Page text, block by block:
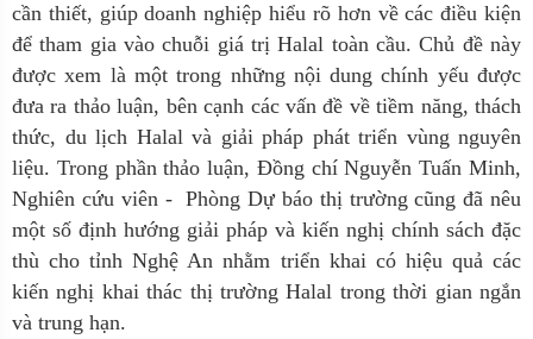
cần thiết, giúp doanh nghiệp hiểu rõ hơn về các điều kiện
để tham gia vào chuỗi giá trị Halal toàn cầu. Chủ đề này
được xem là một trong những nội dung chính yếu được
đưa ra thảo luận, bên cạnh các vấn đề về tiềm năng, thách
thức, du lịch Halal và giải pháp phát triển vùng nguyên
liệu. Trong phần thảo luận, Đồng chí Nguyễn Tuấn Minh,
Nghiên cứu viên - Phòng Dự báo thị trường cũng đã nêu
một số định hướng giải pháp và kiến nghị chính sách đặc
thù cho tỉnh Nghệ An nhằm triển khai có hiệu quả các
kiến nghị khai thác thị trường Halal trong thời gian ngắn
và trung hạn.